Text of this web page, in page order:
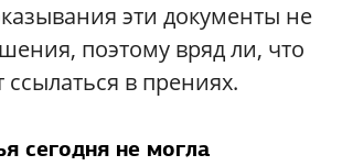
эти документы не
поэтому вряд ли, что
ссылаться в прениях.
сегодня не могла